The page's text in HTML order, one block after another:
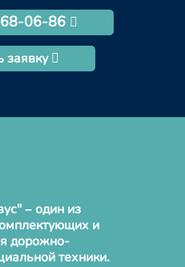
06-86
заявку
– один из
и
дорожно-
техники.